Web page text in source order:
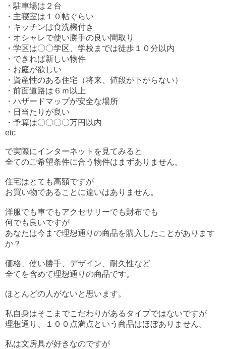
・駐車場は２台
・主寝室は１０帖ぐらい
・キッチンは食洗機付き
・オシャレで使い勝手の良い間取り
・学区は〇〇学区、学校までは徒歩１０分以内
・できれば新しい物件
・お庭が欲しい
・資産性のある住宅（将来、値段が下がらない）
・前面道路は６ｍ以上
・ハザードマップが安全な場所
・日当たりが良い
・予算は〇〇〇〇万円以内
etc
で実際にインターネットを見てみると
全てのご希望条件に合う物件はまずありません。
住宅はとても高額ですが
お買い物であることに違いはありません。
洋服でも車でもアクセサリーでも財布でも
何でも良いですが
あなたは今まで理想通りの商品を購入したことがあります
か？
価格、使い勝手、デザイン、耐久性など
全てを含めて理想通りの商品です。
ほとんどの人がないと思います。
私自身はそこまでこだわりがあるタイプではないですが
理想通り、１００点満点という商品はほぼありません。
私は文房具が好きなのですが